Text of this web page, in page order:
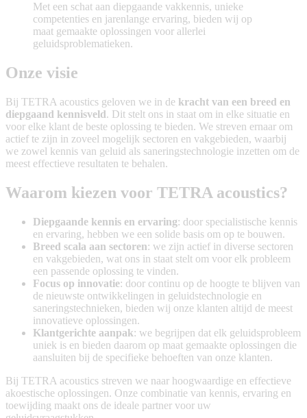
Met een schat aan diepgaande vakkennis, unieke
competenties en jarenlange ervaring, bieden wij op
maat gemaakte oplossingen voor allerlei
geluidsproblematieken.
Onze visie
Bij TETRA acoustics geloven we in de kracht van een breed en
diepgaand kennisveld. Dit stelt ons in staat om in elke situatie en
voor elke klant de beste oplossing te bieden. We streven ernaar om
actief te zijn in zoveel mogelijk sectoren en vakgebieden, waarbij
we zowel kennis van geluid als saneringstechnologie inzetten om de
meest effectieve resultaten te behalen.
Waarom kiezen voor TETRA acoustics?
Diepgaande kennis en ervaring: door specialistische kennis
en ervaring, hebben we een solide basis om op te bouwen.
Breed scala aan sectoren: we zijn actief in diverse sectoren
en vakgebieden, wat ons in staat stelt om voor elk probleem
een passende oplossing te vinden.
Focus op innovatie: door continu op de hoogte te blijven van
de nieuwste ontwikkelingen in geluidstechnologie en
saneringstechnieken, bieden wij onze klanten altijd de meest
innovatieve oplossingen.
Klantgerichte aanpak: we begrijpen dat elk geluidsprobleem
uniek is en bieden daarom op maat gemaakte oplossingen die
aansluiten bij de specifieke behoeften van onze klanten.
Bij TETRA acoustics streven we naar hoogwaardige en effectieve
akoestische oplossingen. Onze combinatie van kennis, ervaring en
toewijding maakt ons de ideale partner voor uw